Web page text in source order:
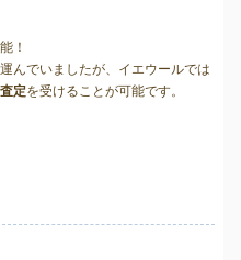
！
んでいましたが、イエウールでは
定を受けることが可能です。